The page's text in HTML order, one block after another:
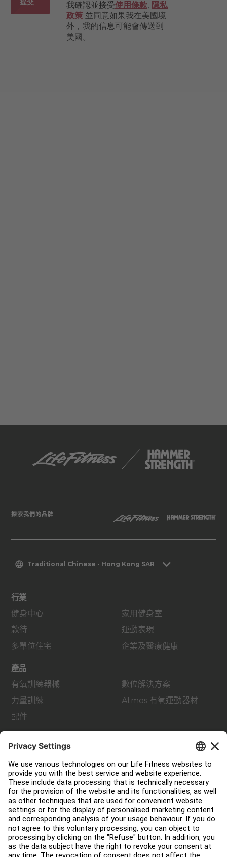
探索我們的品牌
Traditional Chinese - Hong Kong SAR
行業
健身中心
款待
多單位住宅
家用健身室
運動表現
企業及醫療健康
產品
有氧訓練器械
力量訓練
配件
數位解決方案
Atmos 有氧運動器材
服務中心
教育中心
關於我們
查找經銷商
尋找商店